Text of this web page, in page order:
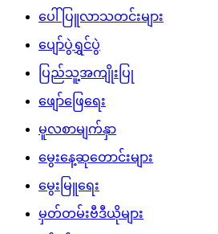
ပေါ်ပြူလာသတင်းများ
ပျော်ပွဲရွှင်ပွဲ
ပြည်သူ့အကျိုးပြု
ဖျော်ဖြေရေး
မူလစာမျက်နှာ
မွေးနေ့ဆုတောင်းများ
မွေးမြူရေး
မှတ်တမ်းဗီဒီယိုများ